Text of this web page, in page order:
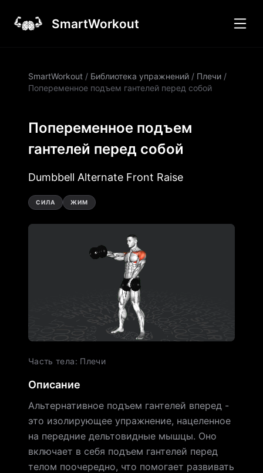
SmartWorkout
SmartWorkout / Библиотека упражнений / Плечи /
Попеременное подъем гантелей перед собой
Попеременное подъем
гантелей перед собой
Dumbbell Alternate Front Raise
СИЛА ЖИМ
Часть тела: Плечи
Описание
Альтернативное подъем гантелей вперед -
это изолирующее упражнение, нацеленное
на передние дельтовидные мышцы. Оно
включает в себя подъем гантелей перед
телом поочередно, что помогает развивать